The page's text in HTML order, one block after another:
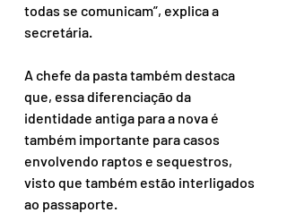
todas se comunicam”, explica a
secretária.
A chefe da pasta também destaca
que, essa diferenciação da
identidade antiga para a nova é
também importante para casos
envolvendo raptos e sequestros,
visto que também estão interligados
ao passaporte.